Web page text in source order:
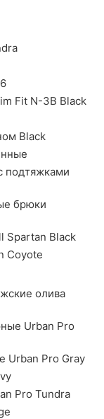
Fit N-3B Black
Black
подтяжками
брюки
Spartan Black
Coyote
олива
Urban Pro
Urban Pro Gray
Pro Tundra